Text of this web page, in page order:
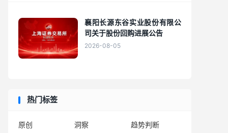
襄阳长源东谷实业股份有限公
司关于股份回购进展公告
2026-08-05
热门标签
原创 洞察
趋势判断